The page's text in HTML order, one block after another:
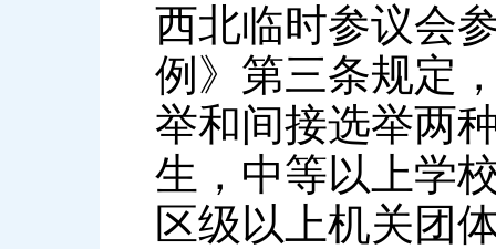
西北临时参议会
例》第三条规定
举和间接选举两
生，中等以上学
区级以上机关团